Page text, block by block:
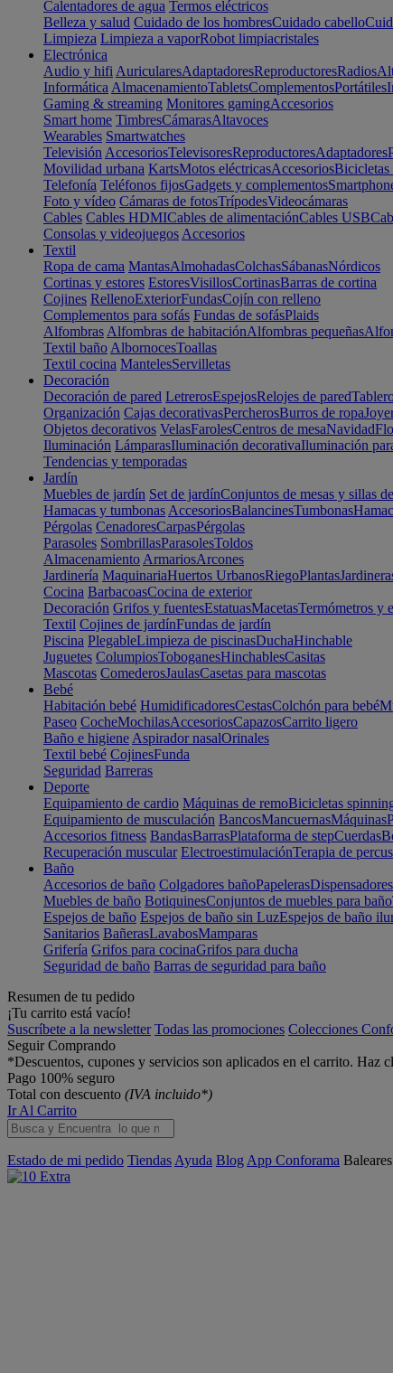
Calentadores de agua Termos eléctricos
Belleza y salud Cuidado de los hombresCuidado cabello
Limpieza Limpieza a vaporRobot limpiacristales
Electrónica
Audio y hifi AuricularesAdaptadoresReproductoresRadios
Informática AlmacenamientoTabletsComplementosPortátiles
Gaming & streaming Monitores gamingAccesorios
Smart home TimbresCámarasAltavoces
Wearables Smartwatches
Televisión AccesoriosTelevisoresReproductoresAdaptadores
Movilidad urbana KartsMotos eléctricasAccesoriosBicicletas
Telefonía Teléfonos fijosGadgets y complementos
Foto y vídeo Cámaras de fotosTrípodesVideocámaras
Cables Cables HDMICables de alimentaciónCables USB
Consolas y videojuegos Accesorios
Textil
Ropa de cama MantasAlmohadasColchasSábanasNórdicos
Cortinas y estores EstoresVisillosCortinasBarras de cortina
Cojines RellenoExteriorFundasCojín con relleno
Complementos para sofás Fundas de sofásPlaids
Alfombras Alfombras de habitaciónAlfombras pequeñas
Textil baño AlbornocesToallas
Textil cocina MantelesServilletas
Decoración
Decoración de pared LetrerosEspejosRelojes de pared
Organización Cajas decorativasPercherosBurros de ropa
Objetos decorativos VelasFarolesCentros de mesaNavidad
Iluminación LámparasIluminación decorativaIluminación
Tendencias y temporadas
Jardín
Muebles de jardín Set de jardínConjuntos de mesas y sillas
Hamacas y tumbonas AccesoriosBalancinesTumbonas
Pérgolas CenadoresCarpasPérgolas
Parasoles SombrillasParasolesToldos
Almacenamiento ArmariosArcones
Jardinería MaquinariaHuertos UrbanosRiegoPlantas
Cocina BarbacoasCocina de exterior
Decoración Grifos y fuentesEstatuasMacetasTermómetros y
Textil Cojines de jardínFundas de jardín
Piscina PlegableLimpieza de piscinasDuchaHinchable
Juguetes ColumpiosToboganesHinchablesCasitas
Mascotas ComederosJaulasCasetas para mascotas
Bebé
Habitación bebé HumidificadoresCestasColchón para bebé
Paseo CocheMochilasAccesoriosCapazosCarrito ligero
Baño e higiene Aspirador nasalOrinales
Textil bebé CojinesFunda
Seguridad Barreras
Deporte
Equipamiento de cardio Máquinas de remoBicicletas
Equipamiento de musculación BancosMancuernasMáquinas
Accesorios fitness BandasBarrasPlataforma de stepCuerdas
Recuperación muscular ElectroestimulaciónTerapia de
Baño
Accesorios de baño Colgadores bañoPapelerasDispensadores
Muebles de baño BotiquinesConjuntos de muebles para baño
Espejos de baño Espejos de baño sin LuzEspejos de baño
Sanitarios BañerasLavabosMamparas
Grifería Grifos para cocinaGrifos para ducha
Seguridad de baño Barras de seguridad para baño
Resumen de tu pedido
¡Tu carrito está vacío!
Suscríbete a la newsletter Todas las promociones Colecciones
Seguir Comprando
*Descuentos, cupones y servicios son aplicados en el carrito. Haz
Pago 100% seguro
Total con descuento (IVA incluido*)
Ir Al Carrito
Estado de mi pedido Tiendas Ayuda Blog App Conforama Baleares